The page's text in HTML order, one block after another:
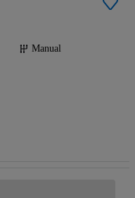
Manual